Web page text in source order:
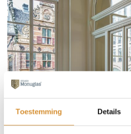
Toestemming Details